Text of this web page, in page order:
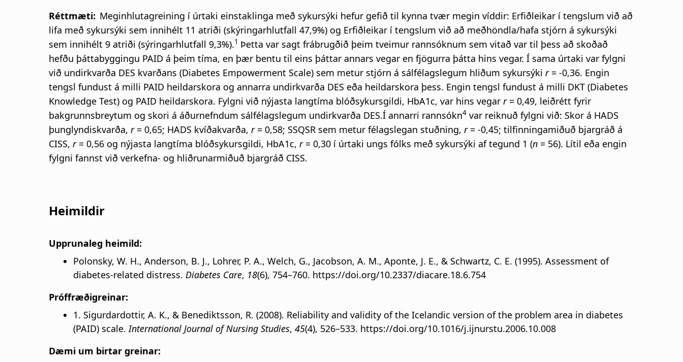
Réttmæti: Meginhlutagreining í úrtaki einstaklinga með sykursýki hefur gefið til kynna tvær megin víddir: Erfiðleikar í tengslum við að
lifa með sykursýki sem innihélt 11 atriði (skýringarhlutfall 47,9%) og Erfiðleikar í tengslum við að meðhöndla/hafa stjórn á sykursýki
sem innihélt 9 atriði (sýringarhlutfall 9,3%).1 Þetta var sagt frábrugðið þeim tveimur rannsóknum sem vitað var til þess að skoðað
hefðu þáttabyggingu PAID á þeim tíma, en þær bentu til eins þáttar annars vegar en fjögurra þátta hins vegar. Í sama úrtaki var fylgni
við undirkvarða DES kvarðans (Diabetes Empowerment Scale) sem metur stjórn á sálfélagslegum hliðum sykursýki r = -0,36. Engin
tengsl fundust á milli PAID heildarskora og annarra undirkvarða DES eða heildarskora þess. Engin tengsl fundust á milli DKT (Diabetes
Knowledge Test) og PAID heildarskora. Fylgni við nýjasta langtíma blóðsykursgildi, HbA1c, var hins vegar r= 0,49, leiðrétt fyrir
bakgrunnsbreytum og skori á áðurnefndum sálfélagslegum undirkvarða DES.Í annarri rannsókn4 var reiknuð fylgni við: Skor á HADS
þunglyndiskvarða, r = 0,65; HADS kvíðakvarða, r = 0,58; SSQSR sem metur félagslegan stuðning, r = -0,45; tilfinningamiðuð bjargráð á
CISS, r= 0,56 og nýjasta langtíma blóðsykursgildi, HbA1c, r= 0,30 í úrtaki ungs fólks með sykursýki af tegund 1 (n = 56). Lítil eða engin
fylgni fannst við verkefna- og hliðrunarmiðuð bjargráð CISS.
Heimildir
Upprunaleg heimild:
Polonsky, W. H., Anderson, B. J., Lohrer, P. A., Welch, G., Jacobson, A. M., Aponte, J. E., & Schwartz, C. E. (1995). Assessment of
diabetes-related distress. Diabetes Care, 18(6), 754–760. https://doi.org/10.2337/diacare.18.6.754
Próffræðigreinar:
1. Sigurdardottir, A. K., & Benediktsson, R. (2008). Reliability and validity of the Icelandic version of the problem area in diabetes
(PAID) scale.International Journal of Nursing Studies, 45(4), 526–533. https://doi.org/10.1016/j.ijnurstu.2006.10.008
Dæmi um birtar greinar: